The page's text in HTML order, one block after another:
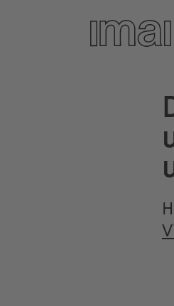
Veranstaltungen